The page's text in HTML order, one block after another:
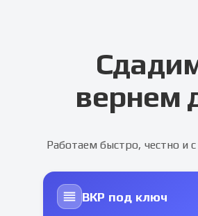
вернем
Работаем быстро, честно и
ВКР под ключ